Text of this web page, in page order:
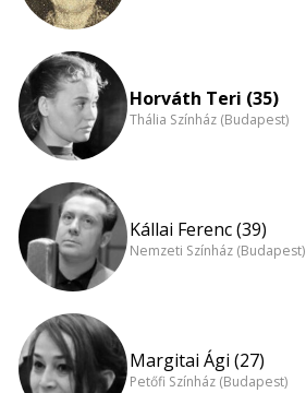
Horváth Teri (35)
Thália Színház (Budapest)
Kállai Ferenc (39)
Nemzeti Színház (Budapest)
Margitai Ági (27)
Petőfi Színház (Budapest)